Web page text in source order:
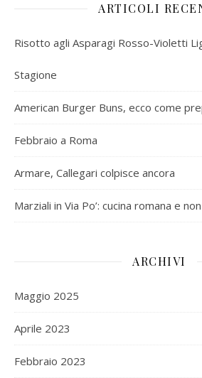
ARTICOLI
Risotto agli Asparagi Rosso-Violetti
Stagione
American Burger Buns, ecco come
Febbraio a Roma
Armare, Callegari colpisce ancora
Marziali in Via Po’: cucina romana e
ARCHIVI
Maggio 2025
Aprile 2023
Febbraio 2023